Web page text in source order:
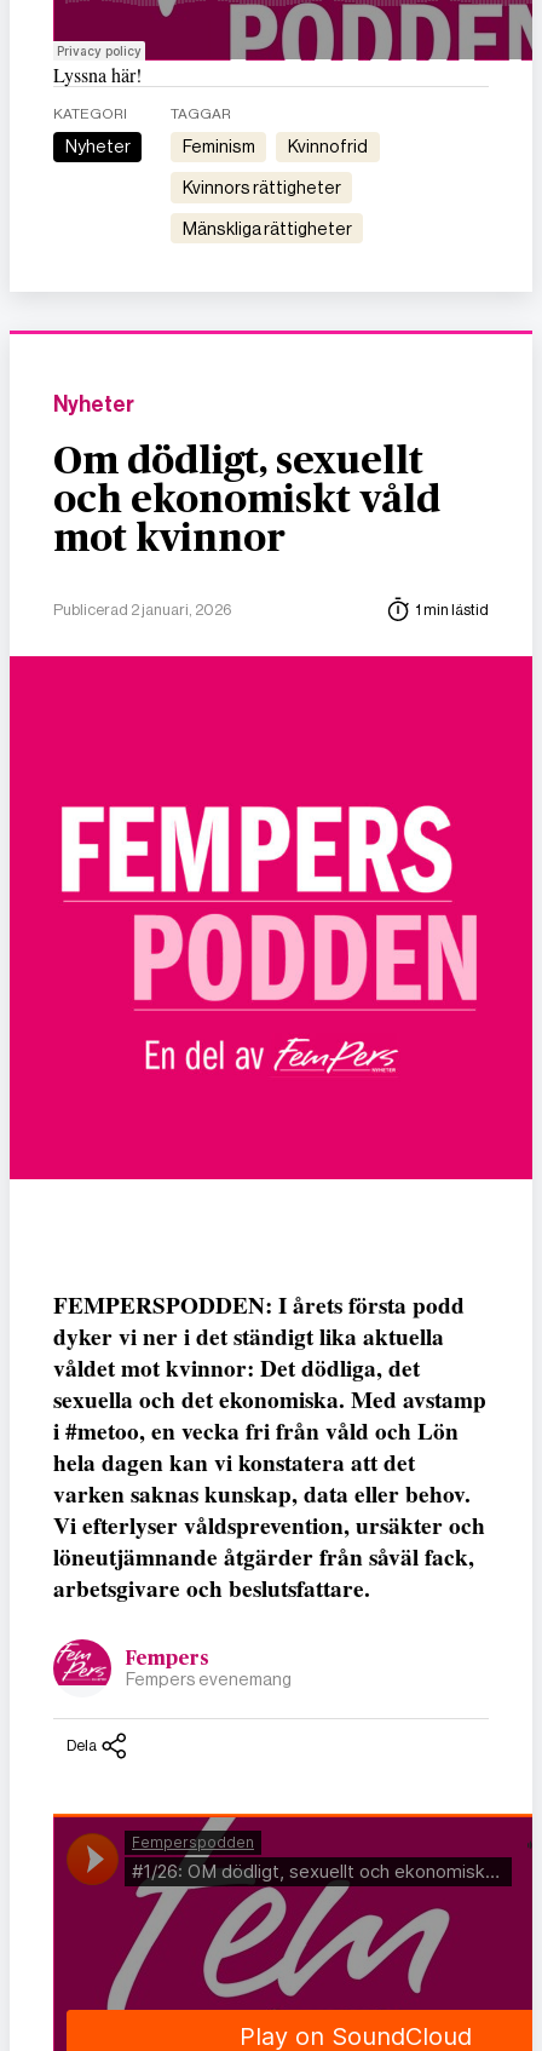
Lyssna här!
KATEGORI
Nyheter
TAGGAR
feminism kvinnofrid
kvinnors rättigheter
mänskliga rättigheter
Nyheter
Om dödligt, sexuellt
och ekonomiskt våld
mot kvinnor
Publicerad 2 januari, 2026 1 min lästid
FEMPERSPODDEN: I årets första podd
dyker vi ner i det ständigt lika aktuella
våldet mot kvinnor: Det dödliga, det
sexuella och det ekonomiska. Med avstamp
i #metoo, en vecka fri från våld och Lön
hela dagen kan vi konstatera att det
varken saknas kunskap, data eller behov.
Vi efterlyser våldsprevention, ursäkter och
löneutjämnande åtgärder från såväl fack,
arbetsgivare och beslutsfattare.
Fempers
Fempers evenemang
Dela